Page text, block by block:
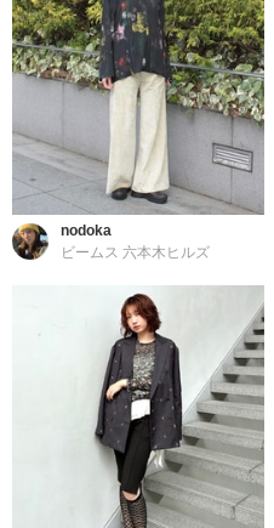
nodoka
ビームス 六本木ヒルズ